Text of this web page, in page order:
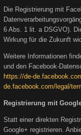
Die Registrierung mit
6 Abs. 1 lit. a DSGVO).
Wirkung für die Zukunft
Weitere Informationen
und den Facebook-
https://de-
de.facebook.com/legal/
Registrierung mit
Statt einer direkten
Google+ registrieren.